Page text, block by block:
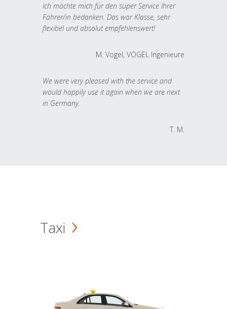
Ich möchte mich für den super Service Ihrer
Fahrer/in bedanken. Das war Klasse, sehr
flexibel und absolut empfehlenswert!
M. Vogel, VOGEL Ingenieure
We were very pleased with the service and
would happily use it again when we are next
in Germany.
T. M.
Taxi